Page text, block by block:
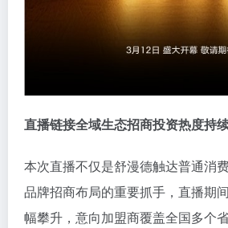
直播链接全域生态招商投资热度持
本次直播不仅是舒漫德触达普通消
品牌招商布局的重要抓手，直播期
幅攀升，意向加盟商覆盖全国多个